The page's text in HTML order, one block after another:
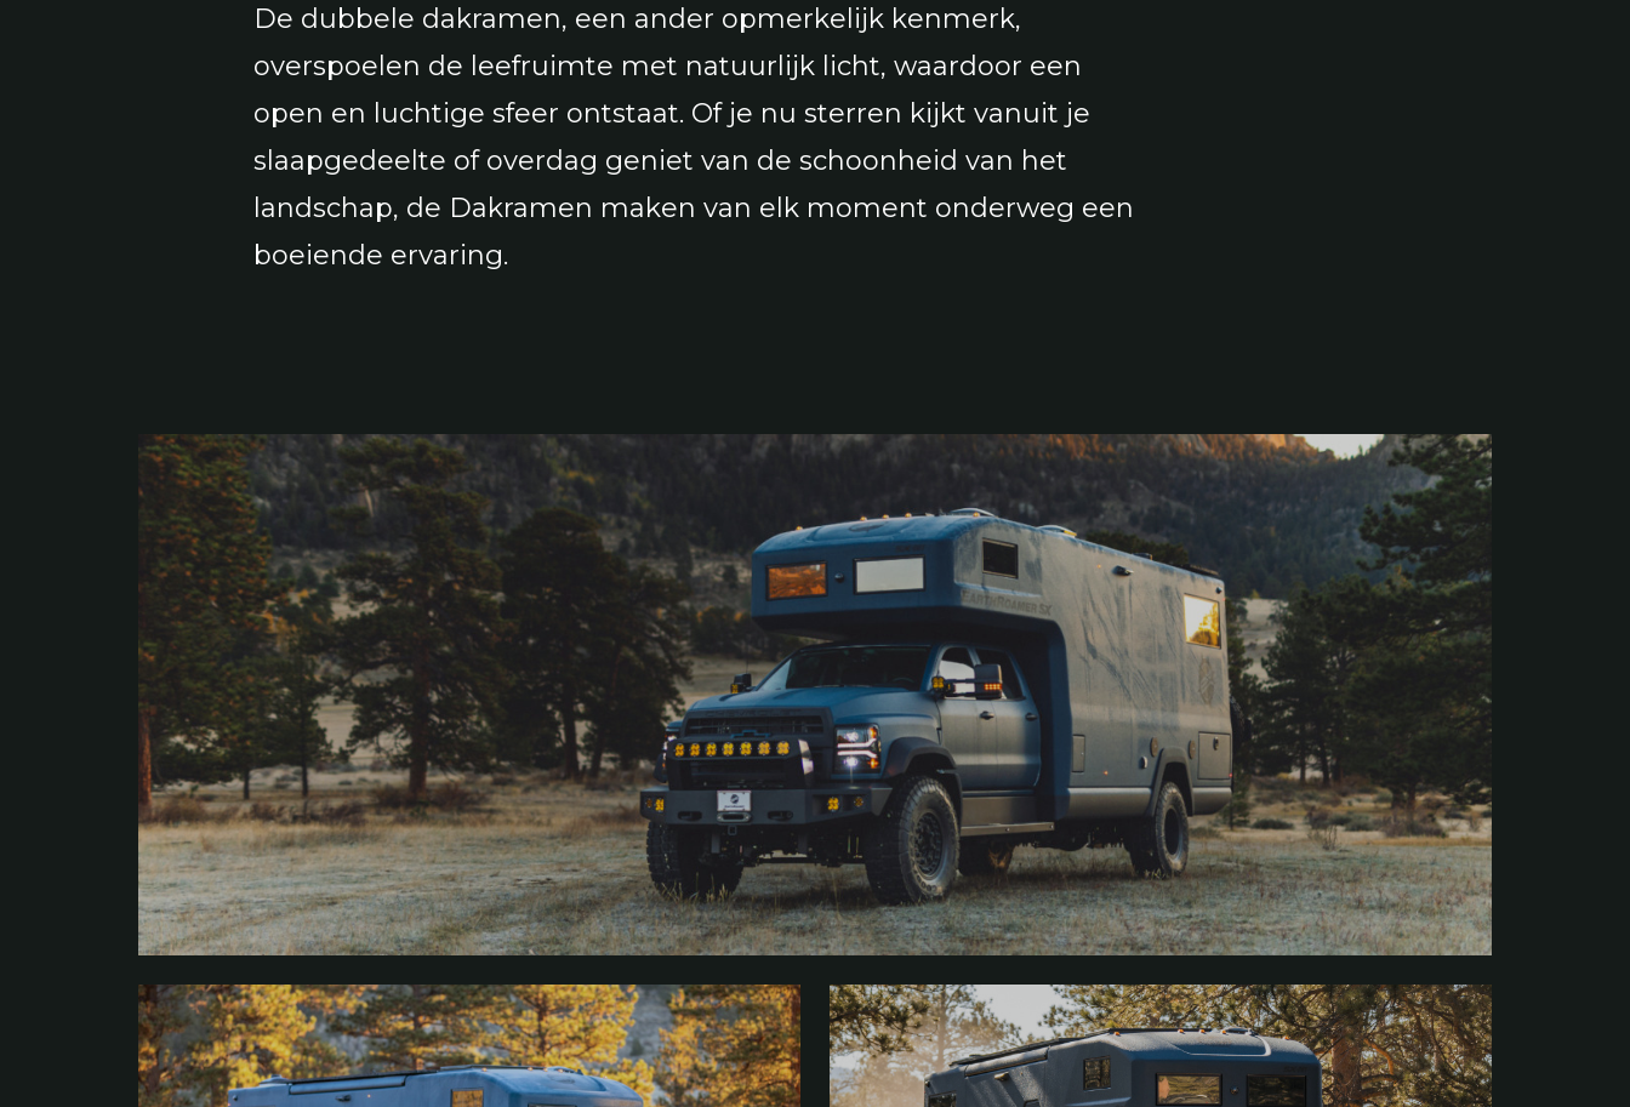
De dubbele dakramen, een ander opmerkelijk kenmerk,
overspoelen de leefruimte met natuurlijk licht, waardoor een
open en luchtige sfeer ontstaat. Of je nu sterren kijkt vanuit je
slaapgedeelte of overdag geniet van de schoonheid van het
landschap, de Dakramen maken van elk moment onderweg een
boeiende ervaring.